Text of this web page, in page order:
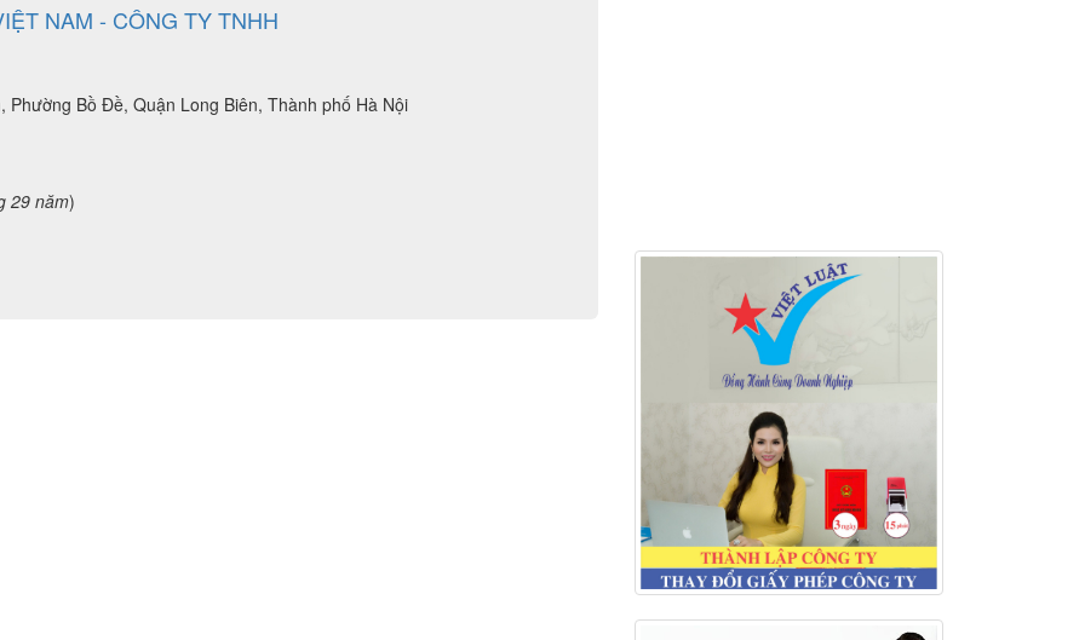
NAM - CÔNG TY TNHH
Bồ Đề, Quận Long Biên, Thành phố Hà Nội
29 năm)